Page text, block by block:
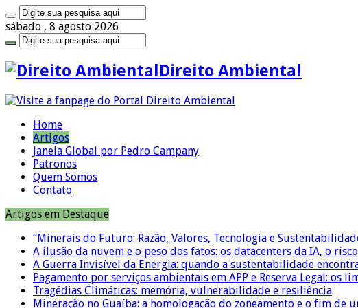
sábado , 8 agosto 2026
Direito Ambiental
Home
Artigos
Janela Global por Pedro Campany
Patronos
Quem Somos
Contato
Artigos em Destaque
“Minerais do Futuro: Razão, Valores, Tecnologia e
A ilusão da nuvem e o peso dos fatos: os datacenters da IA, o
A Guerra Invisível da Energia: quando a sustentabilidade
Pagamento por serviços ambientais em APP e Reserva Legal:
Tragédias Climáticas: memória, vulnerabilidade e resiliência
Mineração no Guaíba: a homologação do zoneamento e o fim de